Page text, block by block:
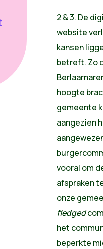
2 & 3. De
website
kansen
betreft. Zo
hoogte
gemeente
aangezien
vooral om
afspraken
onze
fledged
het
beperkte